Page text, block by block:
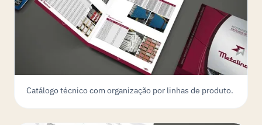
Catálogo técnico com organização por linhas de produto.